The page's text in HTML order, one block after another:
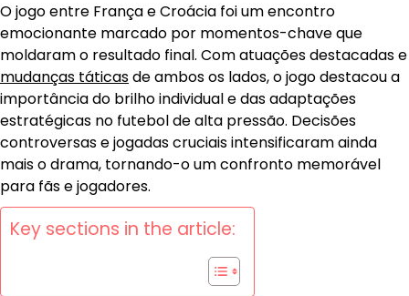
O jogo entre França e Croácia foi um encontro
emocionante marcado por momentos-chave que
moldaram o resultado final. Com atuações destacadas e
mudanças táticasde ambos os lados, o jogo destacou a
importância do brilho individual e das adaptações
estratégicas no futebol de alta pressão. Decisões
controversas e jogadas cruciais intensificaram ainda
mais o drama, tornando-o um confronto memorável
para fãs e jogadores.
Key sections in the article: